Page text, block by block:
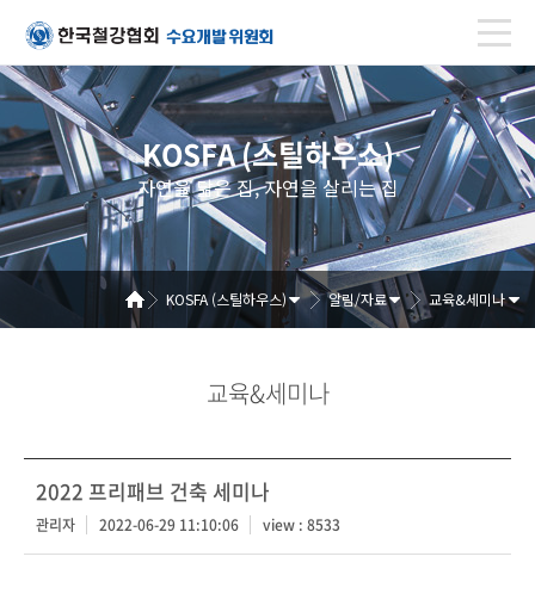
KOSFA (스틸하우스)
자연을 닮은 집, 자연을 살리는 집
KOSFA (스틸하우스) 알림/자료 교육&세미나
교육&세미나
2022 프리패브 건축 세미나
관리자 2022-06-29 11:10:06 view : 8533